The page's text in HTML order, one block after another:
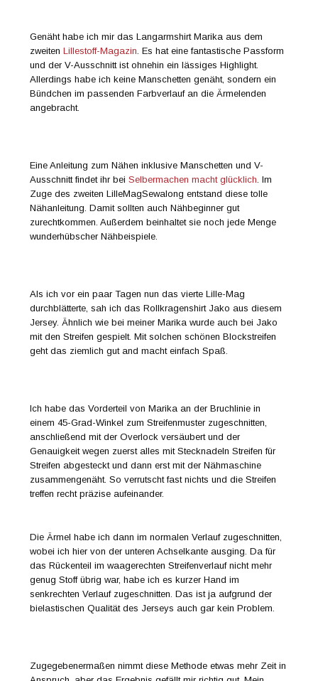
Genäht habe ich mir das Langarmshirt Marika aus dem
zweitenLillestoff-Magazin. Es hat eine fantastische Passform
und der V-Ausschnitt ist ohnehin ein lässiges Highlight.
Allerdings habe ich keine Manschetten genäht, sondern ein
Bündchen im passenden Farbverlauf an die Ärmelenden
angebracht.
Eine Anleitung zum Nähen inklusive Manschetten und V-
Ausschnitt findet ihr beiSelbermachen macht glücklich. Im
Zuge des zweiten LilleMagSewalong entstand diese tolle
Nähanleitung. Damit sollten auch Nähbeginner gut
zurechtkommen. Außerdem beinhaltet sie noch jede Menge
wunderhübscher Nähbeispiele.
Als ich vor ein paar Tagen nun das vierte Lille-Mag
durchblätterte, sah ich das Rollkragenshirt Jako aus diesem
Jersey. Ähnlich wie bei meiner Marika wurde auch bei Jako
mit den Streifen gespielt. Mit solchen schönen Blockstreifen
geht das ziemlich gut and macht einfach Spaß.
Ich habe das Vorderteil von Marika an der Bruchlinie in
einem 45-Grad-Winkel zum Streifenmuster zugeschnitten,
anschließend mit der Overlock versäubert und der
Genauigkeit wegen zuerst alles mit Stecknadeln Streifen für
Streifen abgesteckt und dann erst mit der Nähmaschine
zusammengenäht. So verrutscht fast nichts und die Streifen
treffen recht präzise aufeinander.
Die Ärmel habe ich dann im normalen Verlauf zugeschnitten,
wobei ich hier von der unteren Achselkante ausging. Da für
das Rückenteil im waagerechten Streifenverlauf nicht mehr
genug Stoff übrig war, habe ich es kurzer Hand im
senkrechten Verlauf zugeschnitten. Das ist ja aufgrund der
bielastischen Qualität des Jerseys auch gar kein Problem.
Zugegebenermaßen nimmt diese Methode etwas mehr Zeit in